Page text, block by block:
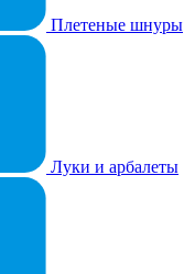
Плетеные шнуры
Луки и арбалеты